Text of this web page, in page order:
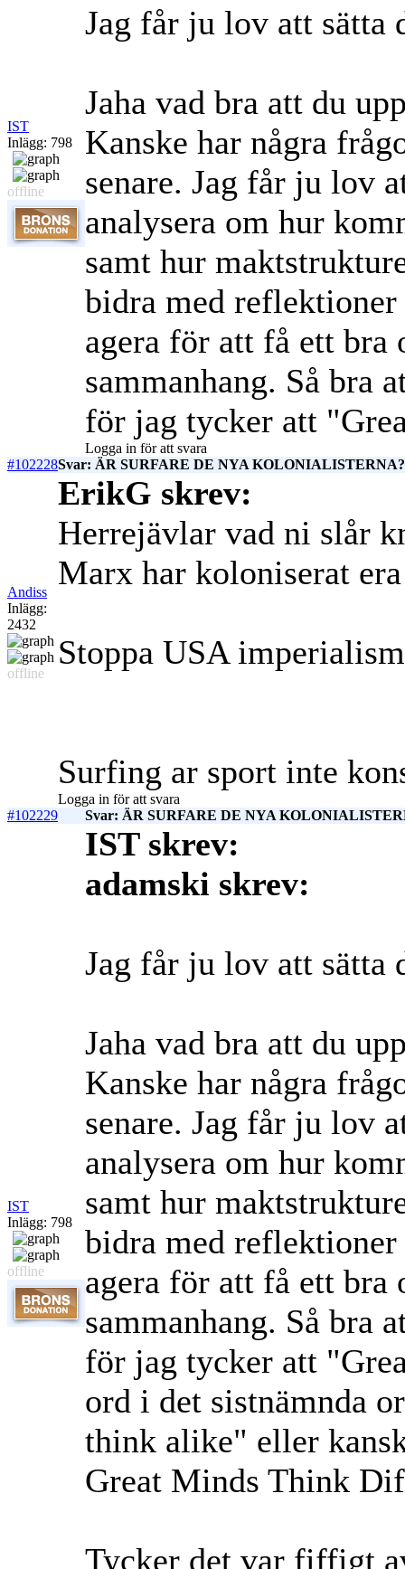
IST
Inlägg: 798
offline
Jag får ju lov att sätta
Jaha vad bra att du
Kanske har några
senare. Jag får ju lov
analysera om hur
samt hur
bidra med
agera för att få ett bra
sammanhang. Så bra
för jag tycker att
Logga in för att svara
#102228Svar: ÄR SURFARE DE NYA KOLONIALISTERNA?
Andiss
Inlägg:
2432
offline
ErikG skrev:
Herrejävlar vad ni slår
Marx har koloniserat
Stoppa USA
Surfing ar sport inte
Logga in för att svara
#102229
Svar: ÄR SURFARE DE NYA
IST
Inlägg: 798
offline
IST skrev:
adamski skrev:
Jag får ju lov att sätta
Jaha vad bra att du
Kanske har några
senare. Jag får ju lov
analysera om hur
samt hur
bidra med
agera för att få ett bra
sammanhang. Så bra
för jag tycker att
ord i det sistnämnda
think alike" eller
Great Minds Think
Tycker det var fiffigt